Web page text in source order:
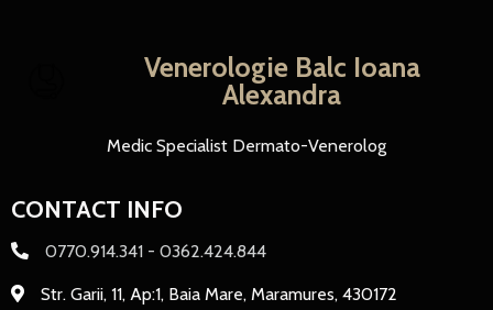
Venerologie Balc Ioana
Alexandra
Medic Specialist Dermato-Venerolog
CONTACT INFO
0770.914.341 - 0362.424.844
Str. Garii, 11, Ap:1, Baia Mare, Maramures, 430172